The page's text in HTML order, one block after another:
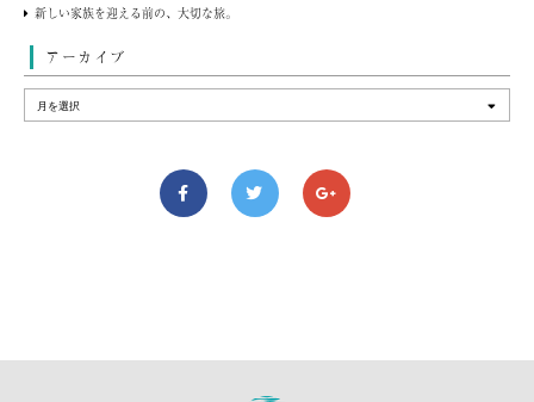
新しい家族を迎える前の、大切な旅。
アーカイブ